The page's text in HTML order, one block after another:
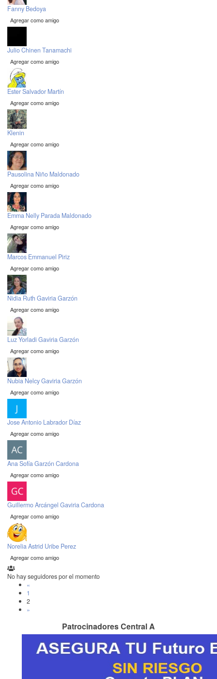
Fanny Bedoya
Agregar como amigo
Julio Chinen Tanamachi
Agregar como amigo
Ester Salvador Martín
Agregar como amigo
Klenin
Agregar como amigo
Pausolina Niño Maldonado
Agregar como amigo
Emma Nelly Parada Maldonado
Agregar como amigo
Marcos Emmanuel Piriz
Agregar como amigo
Nidia Ruth Gaviria Garzón
Agregar como amigo
Luz Yorladi Gaviria Garzón
Agregar como amigo
Nubia Nelcy Gaviria Garzón
Agregar como amigo
Jose Antonio Labrador Díaz
Agregar como amigo
Ana Sofía Garzón Cardona
Agregar como amigo
Guillermo Arcángel Gaviria Cardona
Agregar como amigo
Norelia Astrid Uribe Perez
Agregar como amigo
No hay seguidores por el momento
«
1
2
»
Patrocinadores Central A